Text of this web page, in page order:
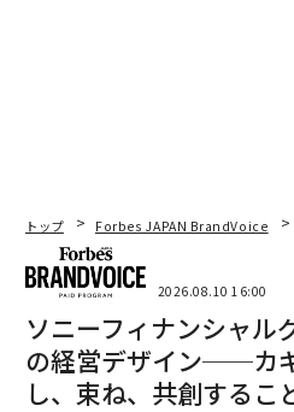
トップ Forbes JAPAN BrandVoice
2026.08.10 16:00
ソニーフィナンシャル
の経営デザイン──カ
し、束ね、共創するこ